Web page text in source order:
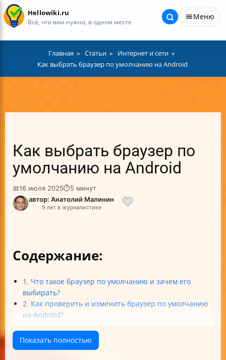
Hellowiki.ru
Всё, что вам нужно, в одном месте
Меню
Главная Статьи
Интернет и сети
Как выбрать браузер по умолчанию на Android
Как выбрать браузер по
умолчанию на Android
📅16 июля 2025⏱5 минут
автор: Анатолий Малинин
9 лет в журналистике
Содержание:
1. Что такое браузер по умолчанию и зачем его
выбирать?
2. Как проверить и изменить браузер по умолчанию
на Android?
Android 14
4. Что делать, если браузер по умолчанию не
Показать полностью